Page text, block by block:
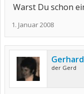
Warst Du schon
1. Januar 2008
der Gerd